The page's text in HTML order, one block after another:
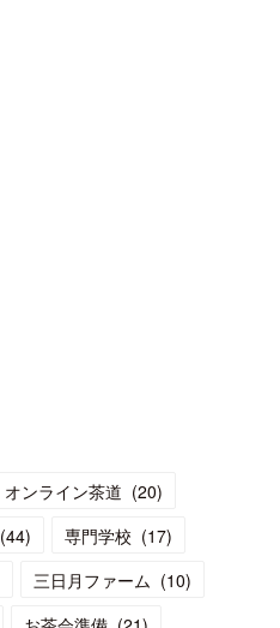
オンライン茶道 (20)
(44) 専門学校 (17)
三日月ファーム (10)